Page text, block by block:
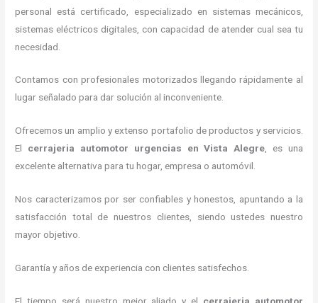
personal está certificado, especializado en sistemas mecánicos,
sistemas eléctricos digitales, con capacidad de atender cual sea tu
necesidad.
Contamos con profesionales motorizados llegando rápidamente al
lugar señalado para dar solución al inconveniente.
Ofrecemos un amplio y extenso portafolio de productos y servicios.
El cerrajeria automotor urgencias en Vista Alegre, es una
excelente alternativa para tu hogar, empresa o automóvil.
Nos caracterizamos por ser confiables y honestos, apuntando a la
satisfacción total de nuestros clientes, siendo ustedes nuestro
mayor objetivo.
Garantía y años de experiencia con clientes satisfechos.